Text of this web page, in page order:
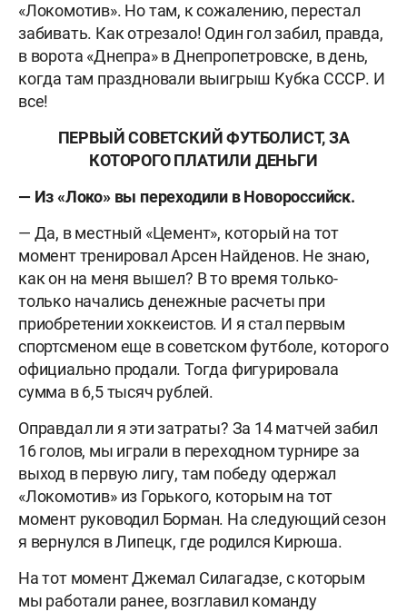
«Локомотив». Но там, к сожалению, перестал
забивать. Как отрезало! Один гол забил, правда,
в ворота «Днепра» в Днепропетровске, в день,
когда там праздновали выигрыш Кубка СССР. И
все!
ПЕРВЫЙ СОВЕТСКИЙ ФУТБОЛИСТ, ЗА
КОТОРОГО ПЛАТИЛИ ДЕНЬГИ
— Из «Локо» вы переходили в Новороссийск.
— Да, в местный «Цемент», который на тот
момент тренировал Арсен Найденов. Не знаю,
как он на меня вышел? В то время только-
только начались денежные расчеты при
приобретении хоккеистов. И я стал первым
спортсменом еще в советском футболе, которого
официально продали. Тогда фигурировала
сумма в 6,5 тысяч рублей.
Оправдал ли я эти затраты? За 14 матчей забил
16 голов, мы играли в переходном турнире за
выход в первую лигу, там победу одержал
«Локомотив» из Горького, которым на тот
момент руководил Борман. На следующий сезон
я вернулся в Липецк, где родился Кирюша.
На тот момент Джемал Силагадзе, с которым
мы работали ранее, возглавил команду